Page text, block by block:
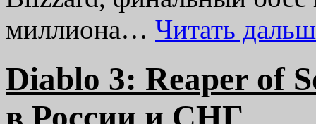
миллиона… Читать
Diablo 3: Reaper of